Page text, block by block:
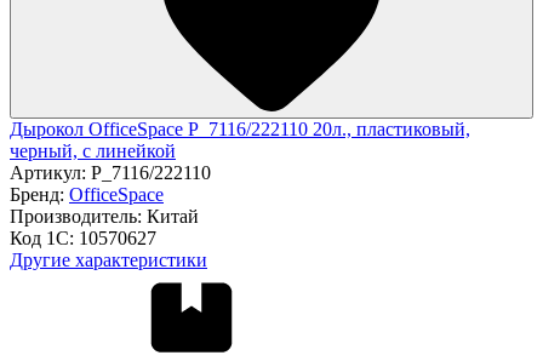
Дырокол OfficeSpace P_7116/222110 20л., пластиковый,
черный, с линейкой
Артикул: P_7116/222110
Бренд: OfficeSpace
Производитель: Китай
Код 1С: 10570627
Другие характеристики